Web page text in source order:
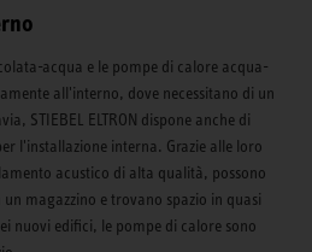
acqua e le pompe di calore acqua-
all'interno, dove necessitano di un
STIEBEL ELTRON dispone anche di
l'installazione interna. Grazie alle loro
acustico di alta qualità, possono
magazzino e trovano spazio in quasi
nuovi edifici, le pompe di calore sono